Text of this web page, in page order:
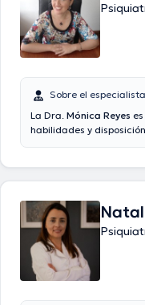
Sobre el especialista
La Dra. Mónica Reyes
habilidades y